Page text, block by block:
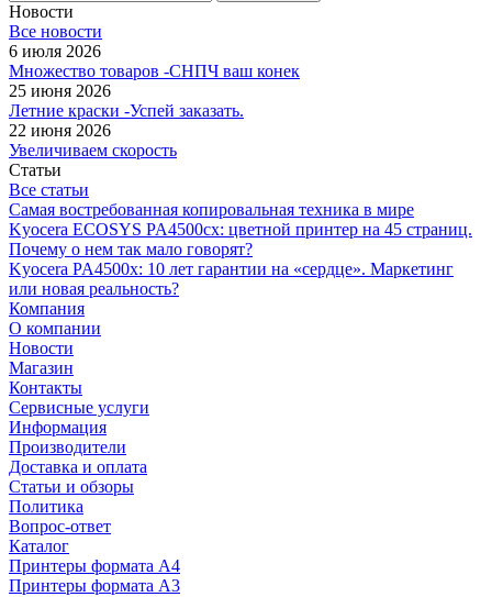
Новости
Все новости
6 июля 2026
Множество товаров -СНПЧ ваш конек
25 июня 2026
Летние краски -Успей заказать.
22 июня 2026
Увеличиваем скорость
Статьи
Все статьи
Самая востребованная копировальная техника в мире
Kyocera ECOSYS PA4500cx: цветной принтер на 45 страниц.
Почему о нем так мало говорят?
Kyocera PA4500x: 10 лет гарантии на «сердце». Маркетинг
или новая реальность?
Компания
О компании
Новости
Магазин
Контакты
Сервисные услуги
Информация
Производители
Доставка и оплата
Статьи и обзоры
Политика
Вопрос-ответ
Каталог
Принтеры формата А4
Принтеры формата А3